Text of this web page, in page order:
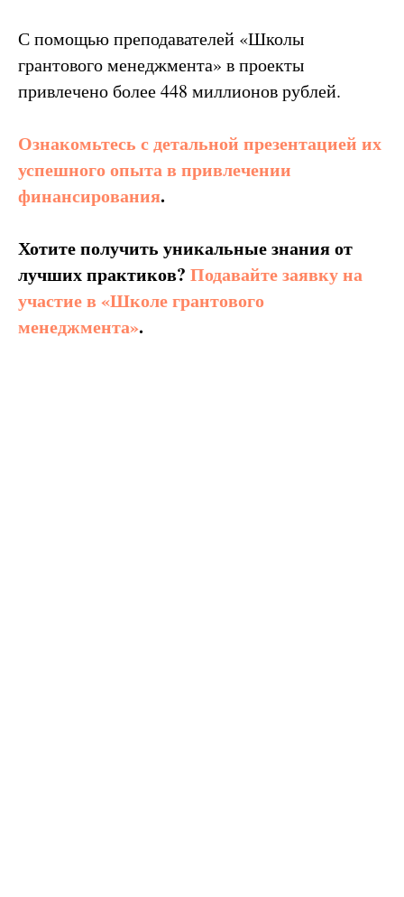
С помощью преподавателей «Школы
грантового менеджмента» в проекты
привлечено более 448 миллионов рублей.
Ознакомьтесь с детальной презентацией их
успешного опыта в привлечении
финансирования.
Хотите получить уникальные знания от
лучших практиков? Подавайте заявку на
участие в «Школе грантового
менеджмента».